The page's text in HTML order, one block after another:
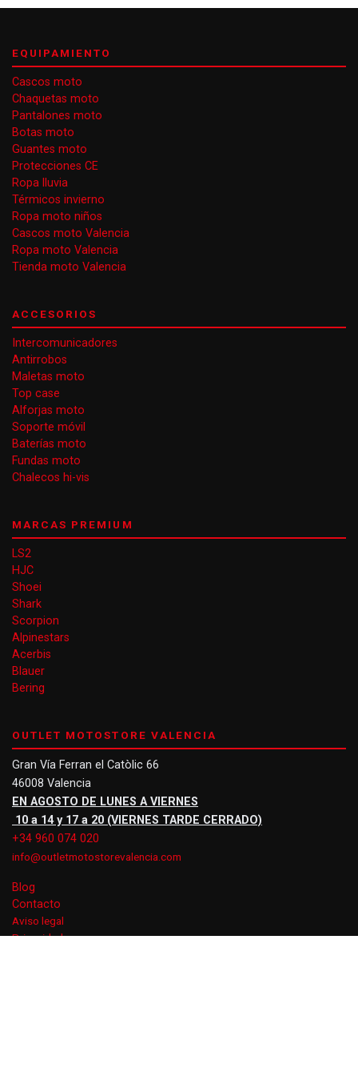
EQUIPAMIENTO
Cascos moto
Chaquetas moto
Pantalones moto
Botas moto
Guantes moto
Protecciones CE
Ropa lluvia
Térmicos invierno
Ropa moto niños
Cascos moto Valencia
Ropa moto Valencia
Tienda moto Valencia
ACCESORIOS
Intercomunicadores
Antirrobos
Maletas moto
Top case
Alforjas moto
Soporte móvil
Baterías moto
Fundas moto
Chalecos hi-vis
MARCAS PREMIUM
LS2
HJC
Shoei
Shark
Scorpion
Alpinestars
Acerbis
Blauer
Bering
OUTLET MOTOSTORE VALENCIA
Gran Vía Ferran el Catòlic 66
46008 Valencia
EN AGOSTO DE LUNES A VIERNES
10 a 14 y 17 a 20 (VIERNES TARDE CERRADO)
+34 960 074 020
info@outletmotostorevalencia.com
Blog
Contacto
Aviso legal
Privacidad